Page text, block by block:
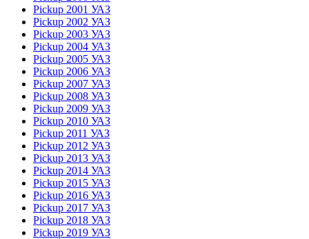
Pickup 2001 УАЗ
Pickup 2002 УАЗ
Pickup 2003 УАЗ
Pickup 2004 УАЗ
Pickup 2005 УАЗ
Pickup 2006 УАЗ
Pickup 2007 УАЗ
Pickup 2008 УАЗ
Pickup 2009 УАЗ
Pickup 2010 УАЗ
Pickup 2011 УАЗ
Pickup 2012 УАЗ
Pickup 2013 УАЗ
Pickup 2014 УАЗ
Pickup 2015 УАЗ
Pickup 2016 УАЗ
Pickup 2017 УАЗ
Pickup 2018 УАЗ
Pickup 2019 УАЗ